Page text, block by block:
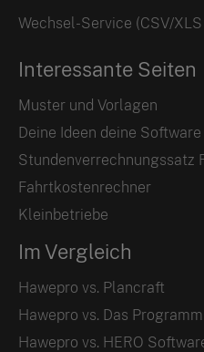
Wechsel-Service (CSV/
Interessante Seiten
Muster und Vorlagen
Deine Ideen deine Software
Stundenverrechnungssatz
Fahrtkostenrechner
Kleinbetriebe
Im Vergleich
Hawepro vs. Plancraft
Hawepro vs. Das Programm
Hawepro vs. HERO